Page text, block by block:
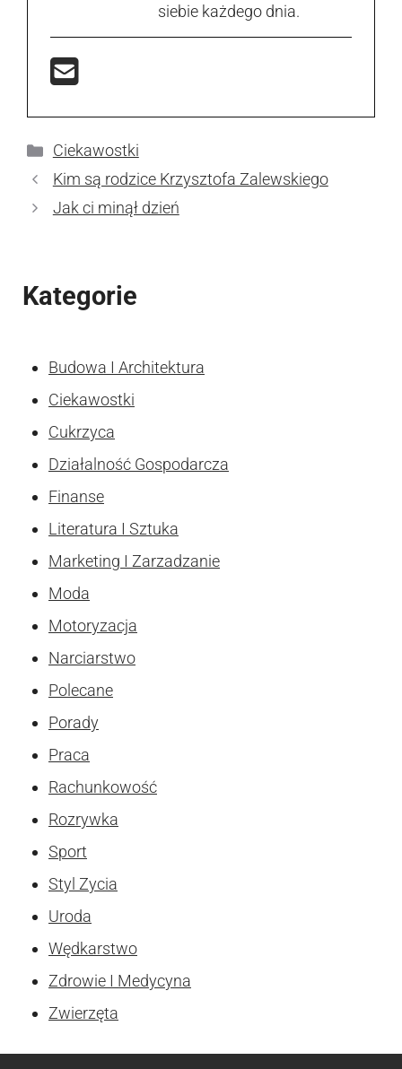
siebie każdego dnia.
Kategorie
Ciekawostki
Kim są rodzice Krzysztofa Zalewskiego
Jak ci minął dzień
Kategorie
Budowa I Architektura
Ciekawostki
Cukrzyca
Działalność Gospodarcza
Finanse
Literatura I Sztuka
Marketing I Zarzadzanie
Moda
Motoryzacja
Narciarstwo
Polecane
Porady
Praca
Rachunkowość
Rozrywka
Sport
Styl Zycia
Uroda
Wędkarstwo
Zdrowie I Medycyna
Zwierzęta